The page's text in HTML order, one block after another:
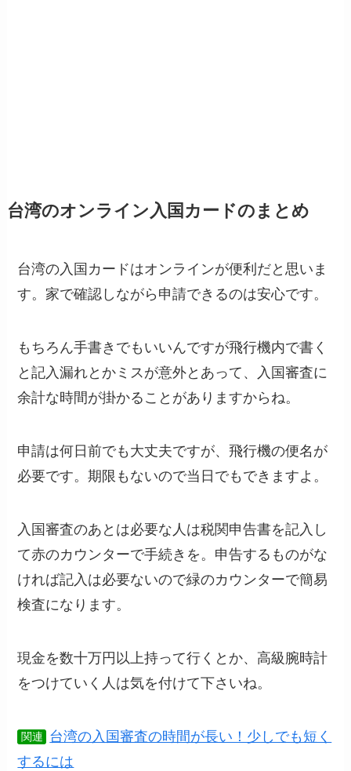
台湾のオンライン入国カードのまとめ
台湾の入国カードはオンラインが便利だと思いま
す。家で確認しながら申請できるのは安心です。
もちろん手書きでもいいんですが飛行機内で書く
と記入漏れとかミスが意外とあって、入国審査に
余計な時間が掛かることがありますからね。
申請は何日前でも大丈夫ですが、飛行機の便名が
必要です。期限もないので当日でもできますよ。
入国審査のあとは必要な人は税関申告書を記入し
て赤のカウンターで手続きを。申告するものがな
ければ記入は必要ないので緑のカウンターで簡易
検査になります。
現金を数十万円以上持って行くとか、高級腕時計
をつけていく人は気を付けて下さいね。
関連
台湾の入国審査の時間が長い！少しでも短く
するには